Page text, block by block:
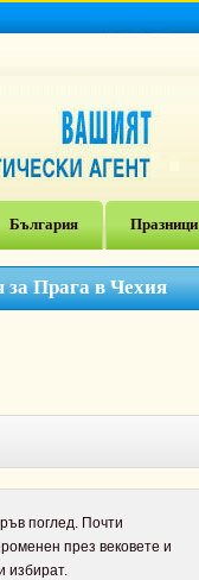
България Празници
за Прага в Чехия
поглед. Почти
през вековете и
избират.